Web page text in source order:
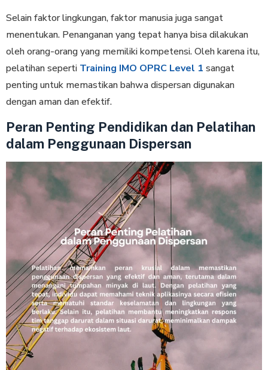
Selain faktor lingkungan, faktor manusia juga sangat
menentukan. Penanganan yang tepat hanya bisa dilakukan
oleh orang-orang yang memiliki kompetensi. Oleh karena itu,
pelatihan seperti Training IMO OPRC Level 1 sangat
penting untuk memastikan bahwa dispersan digunakan
dengan aman dan efektif.
Peran Penting Pendidikan dan Pelatihan
dalam Penggunaan Dispersan